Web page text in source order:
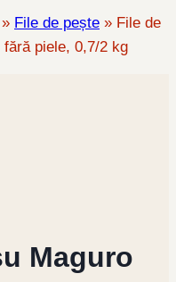
» File de pește » File de
piele, 0,7/2 kg
Maguro